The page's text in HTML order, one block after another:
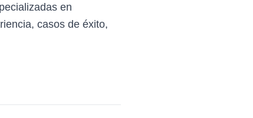
en
casos de éxito,